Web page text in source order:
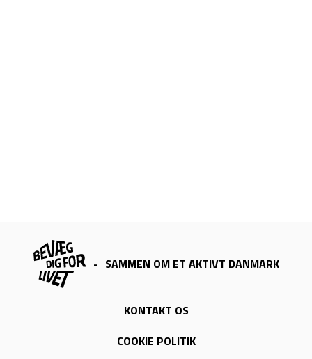
- SAMMEN OM ET AKTIVT DANMARK
KONTAKT OS
COOKIE POLITIK